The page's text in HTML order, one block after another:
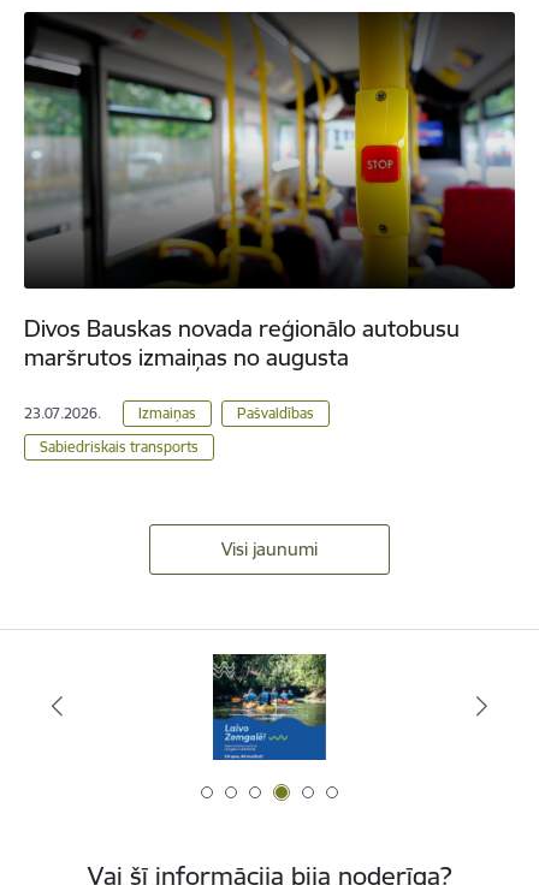
Divos Bauskas novada reģionālo autobusu
maršrutos izmaiņas no augusta
23.07.2026. Izmaiņas
Pašvaldības
Sabiedriskais transports
Visi jaunumi
Vai šī informācija bija noderīga?